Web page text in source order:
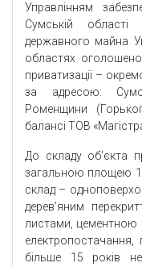
Управлінням
Сумській області
державного майна
областях
приватизації –
за адресою:
Роменщини
балансі ТОВ
До складу об’єкта
загальною площею
склад –
дерев’яним
листами, цементною
електропостачання,
більше 15 років